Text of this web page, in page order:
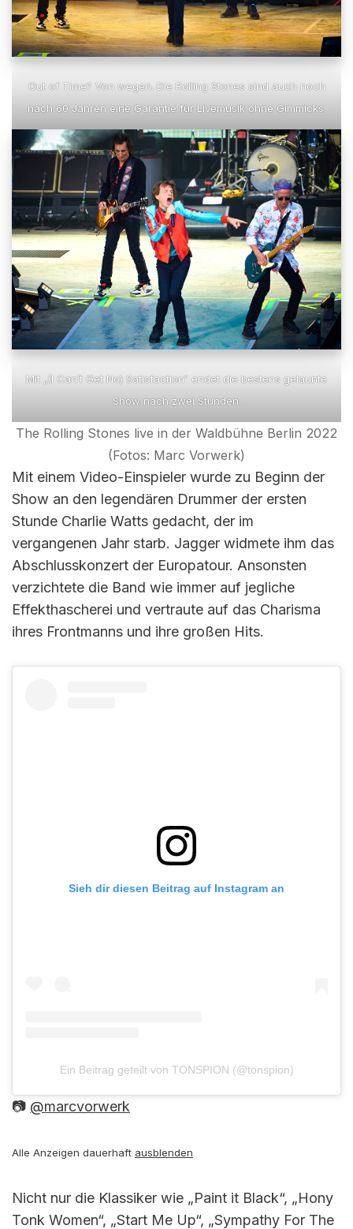
Out of Time? Von wegen. Die Rolling Stones sind auch noch
nach 60 Jahren eine Garantie für Livemusik ohne Gimmicks.
Mit „(I Can’t Get No) Satisfaction“ endet die bestens gelaunte
Show nach zwei Stunden.
The Rolling Stones live in der Waldbühne Berlin 2022
(Fotos: Marc Vorwerk)
Mit einem Video-Einspieler wurde zu Beginn der
Show an den legendären Drummer der ersten
Stunde Charlie Watts gedacht, der im
vergangenen Jahr starb. Jagger widmete ihm das
Abschlusskonzert der Europatour. Ansonsten
verzichtete die Band wie immer auf jegliche
Effekthascherei und vertraute auf das Charisma
ihres Frontmanns und ihre großen Hits.
Sieh dir diesen Beitrag auf Instagram an
Ein Beitrag geteilt von TONSPION (@tonspion)
📷 @marcvorwerk
Alle Anzeigen dauerhaft ausblenden
Nicht nur die Klassiker wie „Paint it Black“, „Hony
Tonk Women“, „Start Me Up“, „Sympathy For The